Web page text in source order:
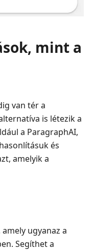
mint a
van tér a
is létezik a
a ParagraphAI,
és
amelyik a
ugyanaz a
Segíthet a